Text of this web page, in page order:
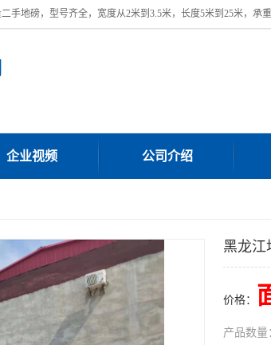
企业视频 公司介绍
黑龙江
价格：
产品数量